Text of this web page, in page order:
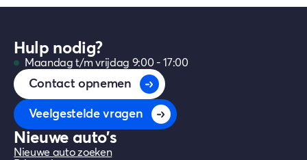
Hulp nodig?
Maandag t/m vrijdag 9:00 - 17:00
Contact opnemen
Veelgestelde vragen
Nieuwe auto's
Nieuwe auto zoeken